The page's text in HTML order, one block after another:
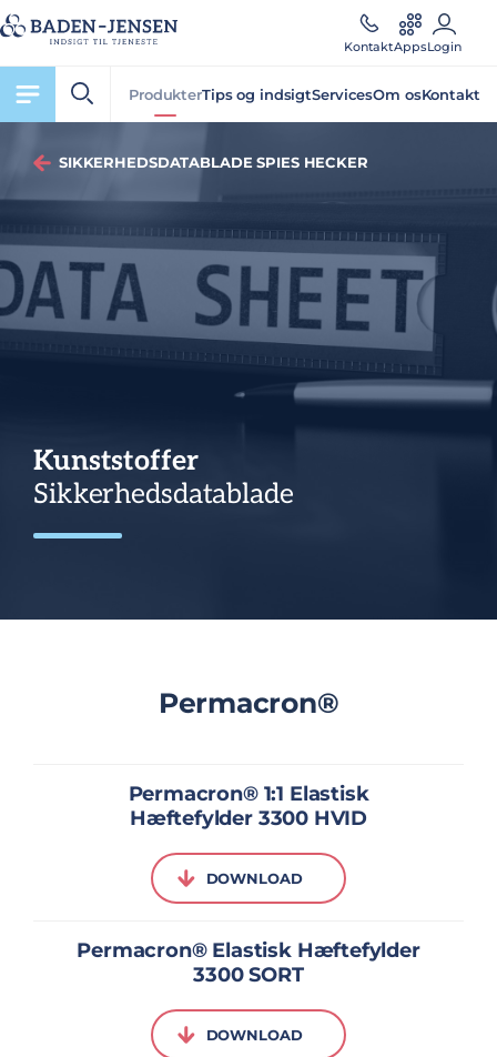
KontaktAppsLogin
ProdukterTips og indsigtServicesOm osKontakt
SIKKERHEDSDATABLADE SPIES HECKER
Kunststoffer
Sikkerhedsdatablade
Permacron®
Permacron® 1:1 Elastisk
Hæftefylder 3300 HVID
DOWNLOAD
Permacron® Elastisk Hæftefylder
3300 SORT
DOWNLOAD